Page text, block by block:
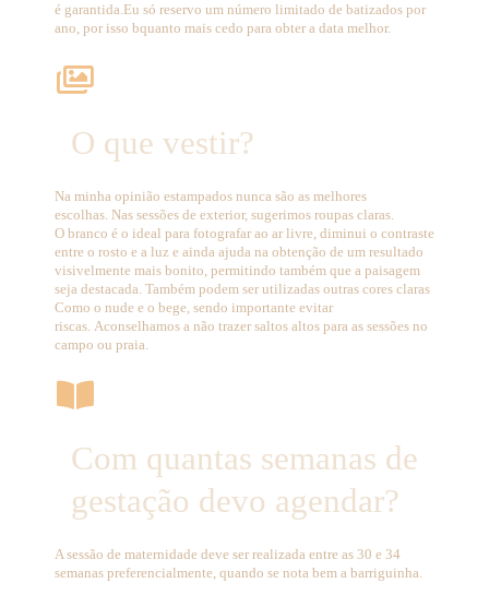
é garantida.Eu só reservo um número limitado de batizados por
ano, por isso bquanto mais cedo para obter a data melhor.
O que vestir?
Na minha opinião estampados nunca são as melhores
escolhas. Nas sessões de exterior, sugerimos roupas claras.
O branco é o ideal para fotografar ao ar livre, diminui o contraste
entre o rosto e a luz e ainda ajuda na obtenção de um resultado
visivelmente mais bonito, permitindo também que a paisagem
seja destacada. Também podem ser utilizadas outras cores claras
Como o nude e o bege, sendo importante evitar
riscas. Aconselhamos a não trazer saltos altos para as sessões no
campo ou praia.
Com quantas semanas de
gestação devo agendar?
A sessão de maternidade deve ser realizada entre as 30 e 34
semanas preferencialmente, quando se nota bem a barriguinha.